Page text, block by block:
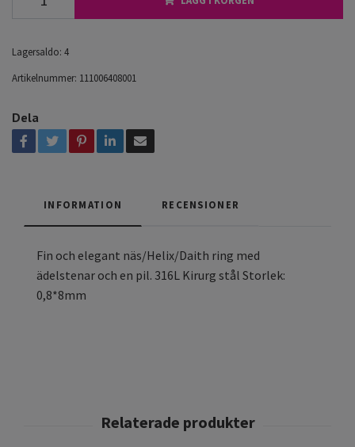
Lagersaldo: 4
Artikelnummer: 111006408001
Dela
INFORMATION RECENSIONER
Fin och elegant näs/Helix/Daith ring med
ädelstenar och en pil. 316L Kirurg stål Storlek:
0,8*8mm